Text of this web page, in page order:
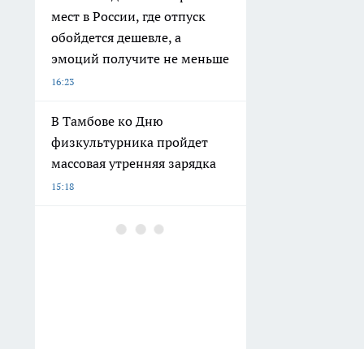
мест в России, где отпуск
обойдется дешевле, а
эмоций получите не меньше
16:23
В Тамбове ко Дню
физкультурника пройдет
массовая утренняя зарядка
15:18
Библиотека имени